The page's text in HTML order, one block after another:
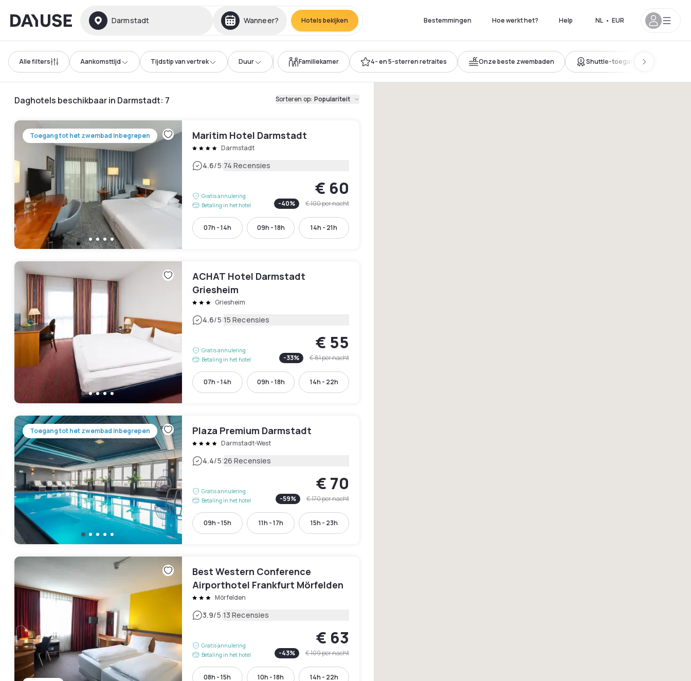
Dayuse Darmstadt Wanneer? Hotels bekijken Bestemmingen Hoe werkt het? Help NL • EUR
Alle filters Aankomsttijd Tijdstip van vertrek Duur Familiekamer 4- en 5-sterren retraites Onze beste zwembaden Shuttle-toegang
Daghotels beschikbaar in Darmstadt: 7 Sorteren op: Populariteit
Toegang tot het zwembad inbegrepen Maritim Hotel Darmstadt
Darmstadt
4.6/5|74 Recensies
Gratis annulering
Betaling in het hotel
€ 60
-40% € 100per nacht
07h - 14h 09h - 18h 14h - 21h
ACHAT Hotel Darmstadt
Griesheim
Griesheim
4.6/5|15 Recensies
Gratis annulering
Betaling in het hotel
€ 55
-33% € 81per nacht
07h - 14h 09h - 18h 14h - 22h
Toegang tot het zwembad inbegrepen Plaza Premium Darmstadt
Darmstadt-West
4.4/5|26 Recensies
Gratis annulering
Betaling in het hotel
€ 70
-59% € 170per nacht
09h - 15h 11h - 17h 15h - 23h
Best Western Conference
Airporthotel Frankfurt Mörfelden
Mörfelden
3.9/5|13 Recensies
Gratis annulering
Betaling in het hotel
€ 63
-43% € 109per nacht
08h - 15h 10h - 18h 14h - 22h